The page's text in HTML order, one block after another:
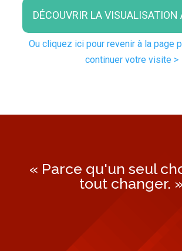
DÉCOUVRIR LA VISUALISATION
Ou cliquez ici pour revenir à la page
continuer votre visite >
« Parce qu'un seul
tout changer.